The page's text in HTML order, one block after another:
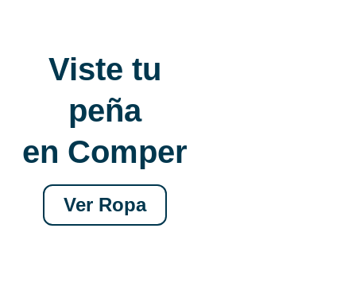
Viste tu
peña
en Comper
Ver Ropa